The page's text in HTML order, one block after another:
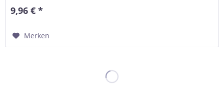
9,96 € *
Merken